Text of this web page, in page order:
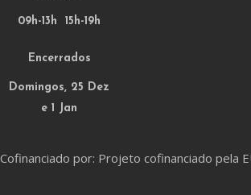
09h-13h 15h-19h
Encerrados
Domingos, 25 Dez
e 1 Jan
Cofinanciado por: Projeto cofinanciado pela